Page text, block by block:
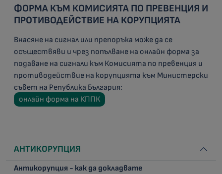
ФОРМА КЪМ КОМИСИЯТА ПО ПРЕВЕНЦИЯ И
ПРОТИВОДЕЙСТВИЕ НА КОРУПЦИЯТА
Внасяне на сигнал или препоръка може да се
осъществяви и чрез попълване на онлайн форма за
подаване на сигнали към Комисията по превенция и
противодействие на корупцията към Министерски
съвет на Република България:
онлайн форма на КППК
АНТИКОРУПЦИЯ
Антикорупция - как да докладвате